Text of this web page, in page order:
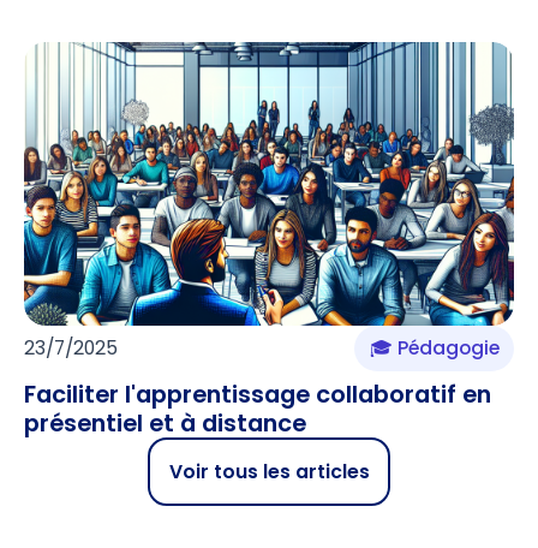
23/7/2025 🎓 Pédagogie
Faciliter l'apprentissage collaboratif en
présentiel et à distance
Voir tous les articles